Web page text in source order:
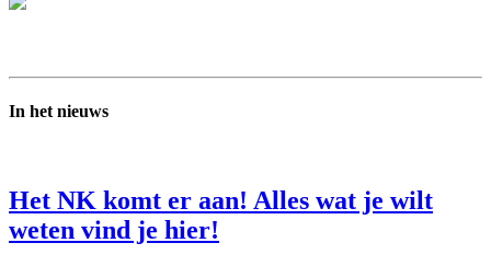
In het nieuws
Het NK komt er aan! Alles wat je wilt
weten vind je hier!